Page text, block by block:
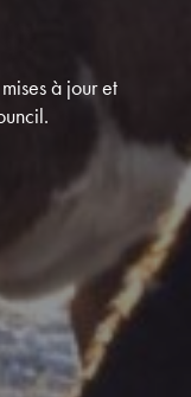
à jour et